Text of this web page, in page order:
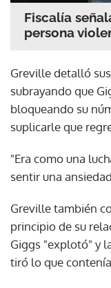
Fiscalía
persona
Greville detalló
subrayando que
bloqueando su
suplicarle que
"Era como una
sentir una
Greville también
principio de su
Giggs "explotó" y
tiró lo que